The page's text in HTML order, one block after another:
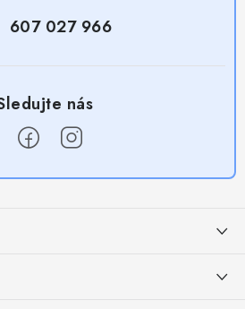
607 027 966